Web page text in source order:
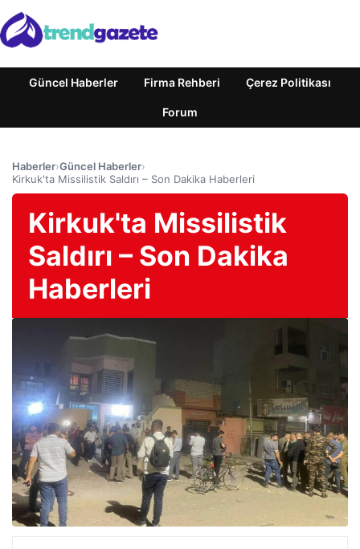
Güncel Haberler Firma Rehberi Çerez Politikası
Forum
Haberler›Güncel Haberler›
Kirkuk'ta Missilistik Saldırı – Son Dakika Haberleri
Kirkuk'ta Missilistik
Saldırı – Son Dakika
Haberleri